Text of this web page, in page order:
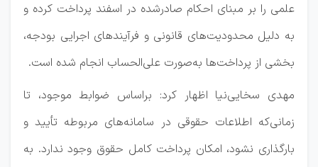
علمی را بر مبنای احکام صادرشده در اسفند پرداخت کرده و
به دلیل محدودیت‌های قانونی و فرآیندهای اجرایی بودجه،
بخشی از پرداخت‌ها به‌صورت علی‌الحساب انجام شده است.
مهدی سخایی‌نیا اظهار کرد: براساس ضوابط موجود، تا
زمانی‌که اطلاعات حقوقی در سامانه‌های مربوطه تأیید و
بارگذاری نشود، امکان پرداخت کامل حقوق وجود ندارد. به